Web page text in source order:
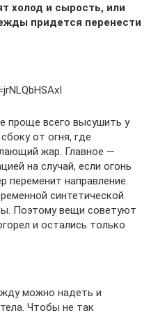
холод и сырость, или
придется перенести
проще всего высушить у
от огня, где
жар. Главное —
на случай, если огонь
переменит направление.
синтетической
Поэтому вещи советуют
и остались только
можно надеть и
Чтобы не так